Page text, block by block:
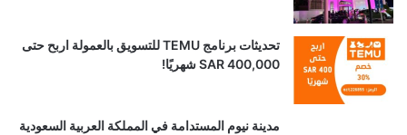
تحديثات برنامج TEMU للتسويق بالعمولة اربح حتى
SAR 400,000 شهريًا!
مدينة نيوم المستدامة في المملكة العربية السعودية